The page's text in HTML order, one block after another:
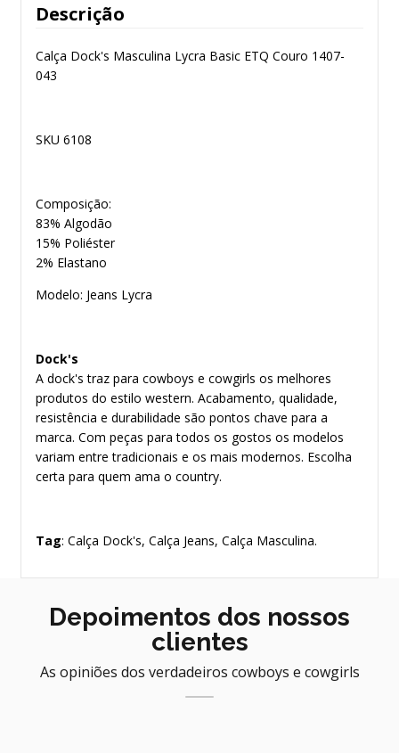
Descrição
Calça Dock's Masculina Lycra Basic ETQ Couro 1407-
043
SKU 6108
Composição:
83% Algodão
15% Poliéster
2% Elastano
Modelo: Jeans Lycra
Dock's
A dock's traz para cowboys e cowgirls os melhores
produtos do estilo western. Acabamento, qualidade,
resistência e durabilidade são pontos chave para a
marca. Com peças para todos os gostos os modelos
variam entre tradicionais e os mais modernos. Escolha
certa para quem ama o country.
Tag: Calça Dock's, Calça Jeans, Calça Masculina.
Depoimentos dos nossos
clientes
As opiniões dos verdadeiros cowboys e cowgirls